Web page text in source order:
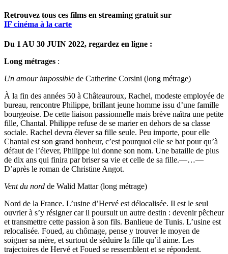
Retrouvez tous ces films en streaming gratuit sur
IF cinéma à la carte
Du 1 AU 30 JUIN 2022, regardez en ligne :
Long métrages :
Un amour impossible de Catherine Corsini (long métrage)
À la fin des années 50 à Châteauroux, Rachel, modeste employée de
bureau, rencontre Philippe, brillant jeune homme issu d’une famille
bourgeoise. De cette liaison passionnelle mais brève naîtra une petite
fille, Chantal. Philippe refuse de se marier en dehors de sa classe
sociale. Rachel devra élever sa fille seule. Peu importe, pour elle
Chantal est son grand bonheur, c’est pourquoi elle se bat pour qu’à
défaut de l’élever, Philippe lui donne son nom. Une bataille de plus
de dix ans qui finira par briser sa vie et celle de sa fille.—…—
D’après le roman de Christine Angot.
Vent du nord de Walid Mattar (long métrage)
Nord de la France. L’usine d’Hervé est délocalisée. Il est le seul
ouvrier à s’y résigner car il poursuit un autre destin : devenir pêcheur
et transmettre cette passion à son fils. Banlieue de Tunis. L’usine est
relocalisée. Foued, au chômage, pense y trouver le moyen de
soigner sa mère, et surtout de séduire la fille qu’il aime. Les
trajectoires de Hervé et Foued se ressemblent et se répondent.